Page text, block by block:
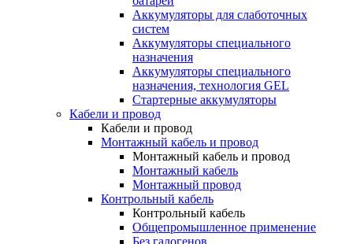
Аккумуляторы для слаботочных
систем
Аккумуляторы специального
назначения
Аккумуляторы специального
назначения, технология GEL
Стартерные аккумуляторы
Кабели и провод
Кабели и провод
Монтажный кабель и провод
Монтажный кабель и провод
Монтажный кабель
Монтажный провод
Контрольный кабель
Контрольный кабель
Общепромышленное применение
Без галогенов